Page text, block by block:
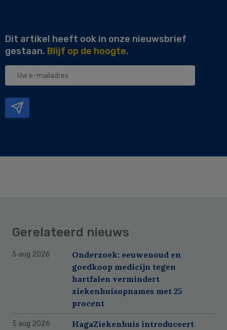
Dit artikel heeft ook in onze nieuwsbrief
gestaan. Blijf op de hoogte.
Uw
Gerelateerd nieuws
5 aug 2026
Onderzoek: eeuwenoud en
goedkoop medicijn tegen
hartfalen vermindert
ziekenhuisopnames met 25
procent
5 aug 2026
HagaZiekenhuis introduceert